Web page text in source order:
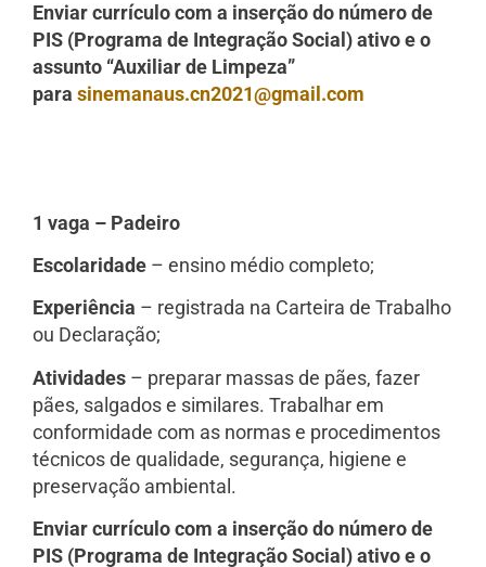
Enviar currículo com a inserção do número de
PIS (Programa de Integração Social) ativo e o
assunto “Auxiliar de Limpeza”
para sinemanaus.cn2021@gmail.com
1 vaga – Padeiro
Escolaridade – ensino médio completo;
Experiência – registrada na Carteira de Trabalho
ou Declaração;
Atividades – preparar massas de pães, fazer
pães, salgados e similares. Trabalhar em
conformidade com as normas e procedimentos
técnicos de qualidade, segurança, higiene e
preservação ambiental.
Enviar currículo com a inserção do número de
PIS (Programa de Integração Social) ativo e o